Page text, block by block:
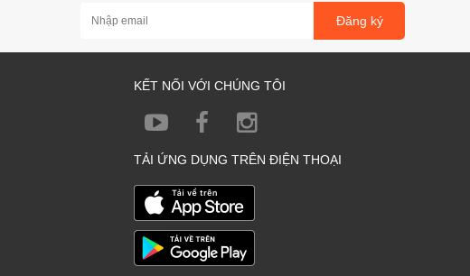
Đăng ký
KẾT NỐI VỚI CHÚNG TÔI
TẢI ỨNG DỤNG TRÊN ĐIỆN THOẠI